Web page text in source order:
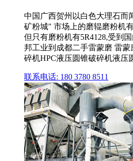
中国广西贺州以白色大理石而
矿粉城" 市场上的磨辊磨粉机有
但只有磨粉机有5R4128,受到
邦工业到成都二手雷蒙磨 雷
碎机HPC液压圆锥破碎机液压
联系电话: 180 3780 8511